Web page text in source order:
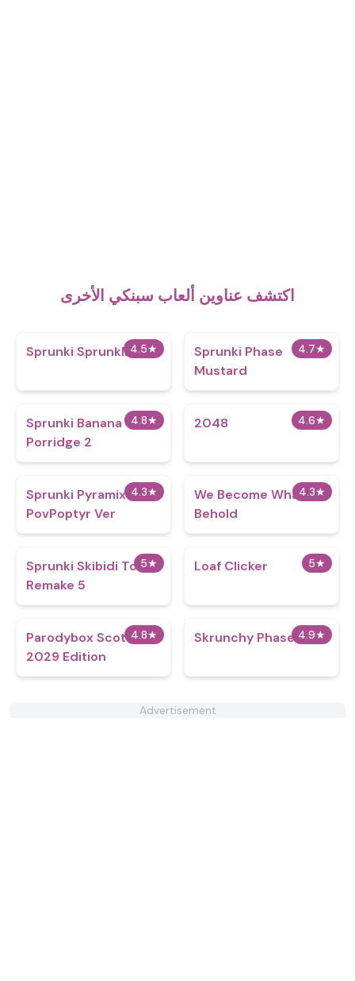
اكتشف عناوين ألعاب سبنكي الأخرى
4.5★
Sprunki Sprunklisy 4.7★
Sprunki Phase
Mustard
4.8★
Sprunki Banana
Porridge 2
4.6★
2048
4.3★
Sprunki Pyramix
PovPoptyr Ver
4.3★
We Become What We
Behold
5★
Sprunki Skibidi Toilet
Remake 5
5★
Loaf Clicker
4.8★
Parodybox Scott
2029 Edition
4.9★
Skrunchy Phase 3
Advertisement